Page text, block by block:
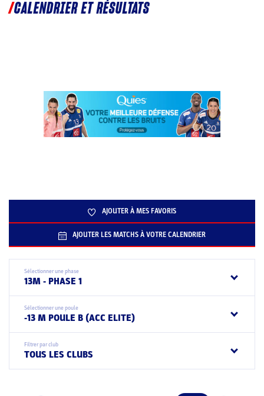
CALENDRIER ET RÉSULTATS
AJOUTER À MES FAVORIS
AJOUTER LES MATCHS À VOTRE CALENDRIER
Sélectionner une phase
13M - PHASE 1
Sélectionner une poule
-13 M POULE B (ACC ELITE)
Filtrer par club
TOUS LES CLUBS